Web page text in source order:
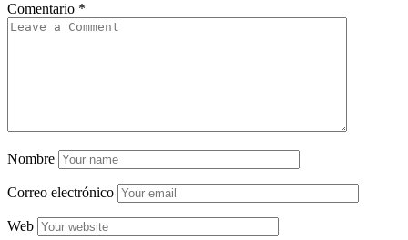
Comentario *
Nombre
Correo electrónico
Web